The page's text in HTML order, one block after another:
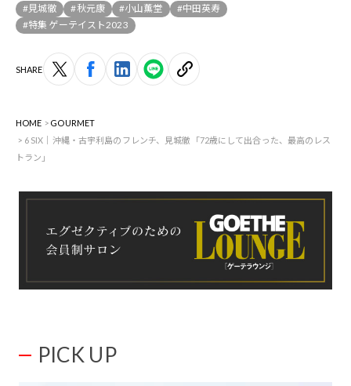
#見城徹 #秋元康 #小山薫堂
#中田英寿
#特集 ゲーテイスト2023
SHARE
HOME
GOURMET
6 SIX｜沖縄・古宇利島のフレンチ、見城徹「72歳にして出合った、最高のレス
トラン」
PICK UP